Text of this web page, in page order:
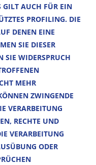
GILT AUCH FÜR EIN
PROFILING. DIE
DENEN EINE
SIE DIESER
SIE WIDERSPRUCH
MEHR
ZWINGENDE
VERARBEITUNG
RECHTE UND
VERARBEITUNG
ODER